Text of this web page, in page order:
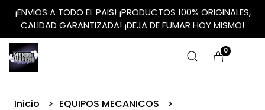
¡ENVIOS A TODO EL PAIS! ¡PRODUCTOS 100% ORIGINALES,
CALIDAD GARANTIZADA! ¡DEJA DE FUMAR HOY MISMO!
0
Inicio
EQUIPOS MECANICOS